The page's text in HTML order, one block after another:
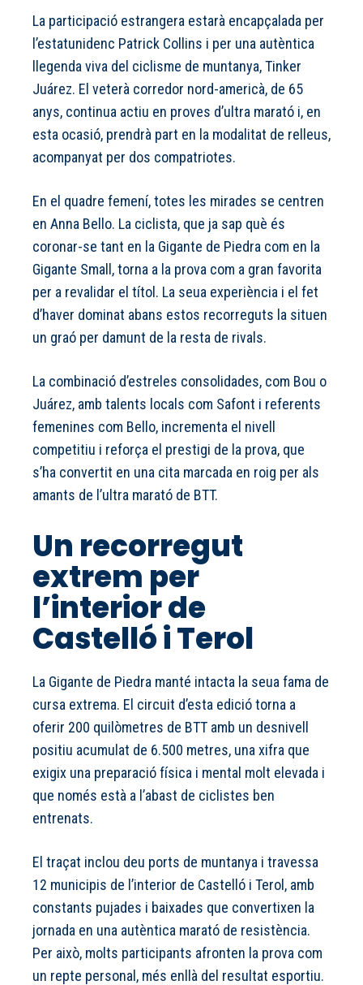
La participació estrangera estarà encapçalada per
l’estatunidenc Patrick Collins i per una autèntica
llegenda viva del ciclisme de muntanya, Tinker
Juárez. El veterà corredor nord-americà, de 65
anys, continua actiu en proves d’ultra marató i, en
esta ocasió, prendrà part en la modalitat de relleus,
acompanyat per dos compatriotes.
En el quadre femení, totes les mirades se centren
en Anna Bello. La ciclista, que ja sap què és
coronar-se tant en la Gigante de Piedra com en la
Gigante Small, torna a la prova com a gran favorita
per a revalidar el títol. La seua experiència i el fet
d’haver dominat abans estos recorreguts la situen
un graó per damunt de la resta de rivals.
La combinació d’estreles consolidades, com Bou o
Juárez, amb talents locals com Safont i referents
femenines com Bello, incrementa el nivell
competitiu i reforça el prestigi de la prova, que
s’ha convertit en una cita marcada en roig per als
amants de l’ultra marató de BTT.
Un recorregut
extrem per
l’interior de
Castelló i Terol
La Gigante de Piedra manté intacta la seua fama de
cursa extrema. El circuit d’esta edició torna a
oferir 200 quilòmetres de BTT amb un desnivell
positiu acumulat de 6.500 metres, una xifra que
exigix una preparació física i mental molt elevada i
que només està a l’abast de ciclistes ben
entrenats.
El traçat inclou deu ports de muntanya i travessa
12 municipis de l’interior de Castelló i Terol, amb
constants pujades i baixades que convertixen la
jornada en una autèntica marató de resistència.
Per això, molts participants afronten la prova com
un repte personal, més enllà del resultat esportiu.